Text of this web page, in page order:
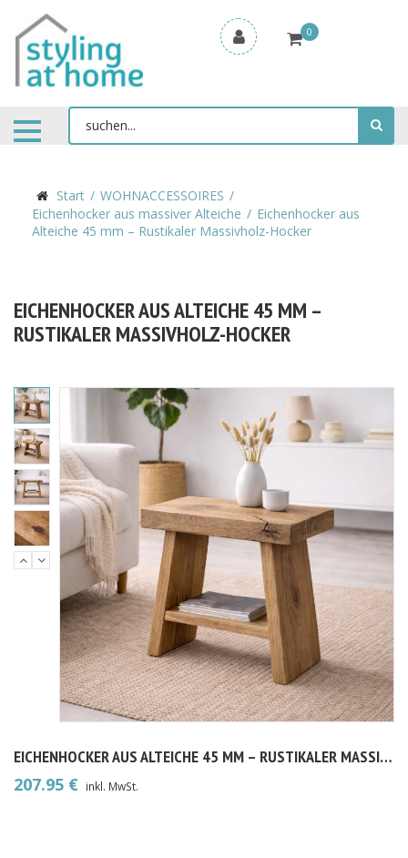
0
Start
WOHNACCESSOIRES
Eichenhocker aus massiver Alteiche
Eichenhocker aus
Alteiche 45 mm – Rustikaler Massivholz-Hocker
EICHENHOCKER AUS ALTEICHE 45 MM –
RUSTIKALER MASSIVHOLZ-HOCKER
EICHENHOCKER AUS ALTEICHE 45 MM – RUSTIKALER MASSIVHOLZ-HOCKER
207.95 € inkl. MwSt.